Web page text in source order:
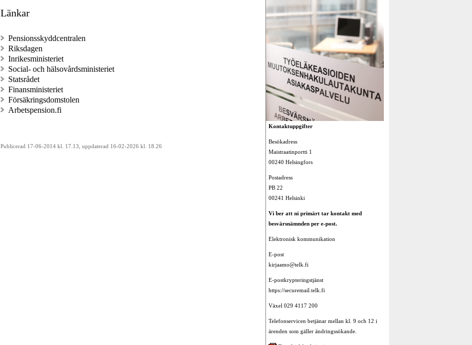
Länkar
Pensionsskyddcentralen
Riksdagen
Inrikesministeriet
Social- och hälsovårdsministeriet
Statsrådet
Finansministeriet
Försäkringsdomstolen
Arbetspension.fi
Publicerad 17-06-2014 kl. 17.13, uppdaterad 16-02-2026 kl. 18.26
Kontaktuppgifter
Besökadress
Maistraatinportti 1
00240 Helsingfors
Postadress
PB 22
00241 Helsinki
Vi ber att ni primärt tar kontakt med
besvärsnämnden per e-post.
Elektronisk kommunikation
E-post
kirjaamo@telk.fi
E-postkrypteringstjänst
https://securemail.telk.fi
Växel 029 4117 200
Telefonservicen betjänar mellan kl. 9 och 12 i
ärenden som gäller ändringssökande.